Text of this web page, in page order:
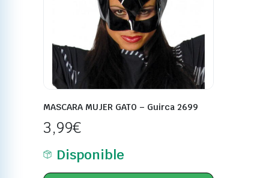
MASCARA MUJER GATO – Guirca 2699
3,99€
Disponible